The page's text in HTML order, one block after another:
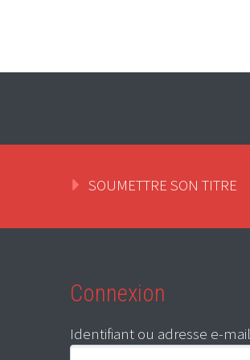
SOUMETTRE SON TITRE
Connexion
Identifiant ou adresse e-mail